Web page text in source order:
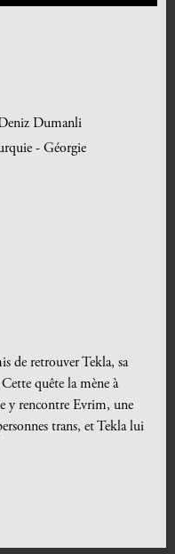
Dumanli
- Géorgie
de retrouver Tekla, sa
quête la mène à
y rencontre Evrim, une
trans, et Tekla lui